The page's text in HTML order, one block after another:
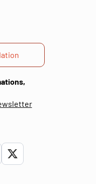
(ouverture
Lien